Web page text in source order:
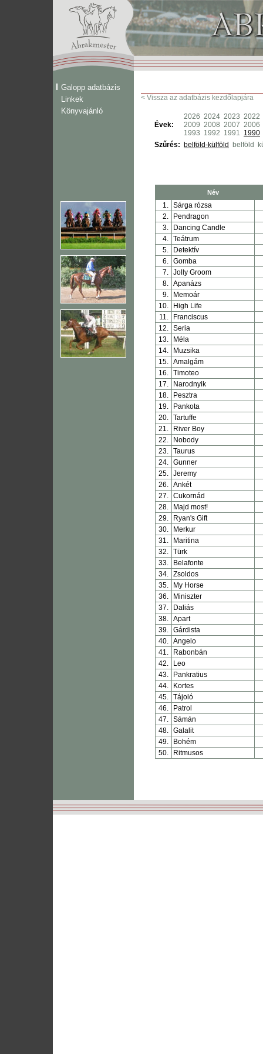
Galopp adatbázis
Linkek
Könyvajánló
< Vissza az adatbázis kezdőlapjára
Évek:
2026 2024 2023 2022
2009 2008 2007 2006
1993 1992 1991 1990
Szűrés: belföld-külföld belföld
Név
1. Sárga rózsa
2.
Pendragon
3.
Dancing Candle
4. Teátrum
5.
Detektív
6. Gomba
7. Jolly Groom
8. Apanázs
9.
Memoár
10.
High Life
11.
Franciscus
12. Seria
13.
Méla
14.
Muzsika
15. Amalgám
16. Timoteo
17.
Narodnyik
18.
Pesztra
19.
Pankota
20. Tartuffe
21.
River Boy
22.
Nobody
23. Taurus
24. Gunner
25. Jeremy
26. Ankét
27. Cukornád
28.
Majd most!
29.
Ryan's Gift
30.
Merkur
31.
Maritina
32. Türk
33.
Belafonte
34. Zsoldos
35.
My Horse
36.
Miniszter
37.
Daliás
38. Apart
39. Gárdista
40. Angelo
41.
Rabonbán
42.
Leo
43.
Pankratius
44.
Kortes
45. Tájoló
46.
Patrol
47. Sámán
48. Galalit
49.
Bohém
50.
Ritmusos